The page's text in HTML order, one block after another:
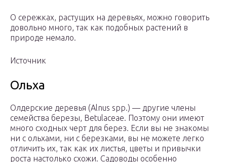
О сережках, растущих на деревьях, можно говорить
довольно много, так как подобных растений в
природе немало.
Источник
Ольха
Олдерские деревья (Alnus spp.) — другие члены
семейства березы, Betulaceae. Поэтому они имеют
много сходных черт для берез. Если вы не знакомы
ни с ольхами, ни с березками, вы не можете легко
отличить их, так как их листья, цветы и привычки
роста настолько схожи. Садоводы особенно